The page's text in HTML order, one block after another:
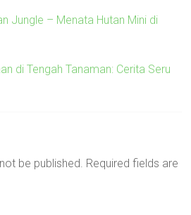
Jungle – Menata Hutan Mini di
di Tengah Tanaman: Cerita Seru
be published. Required fields are